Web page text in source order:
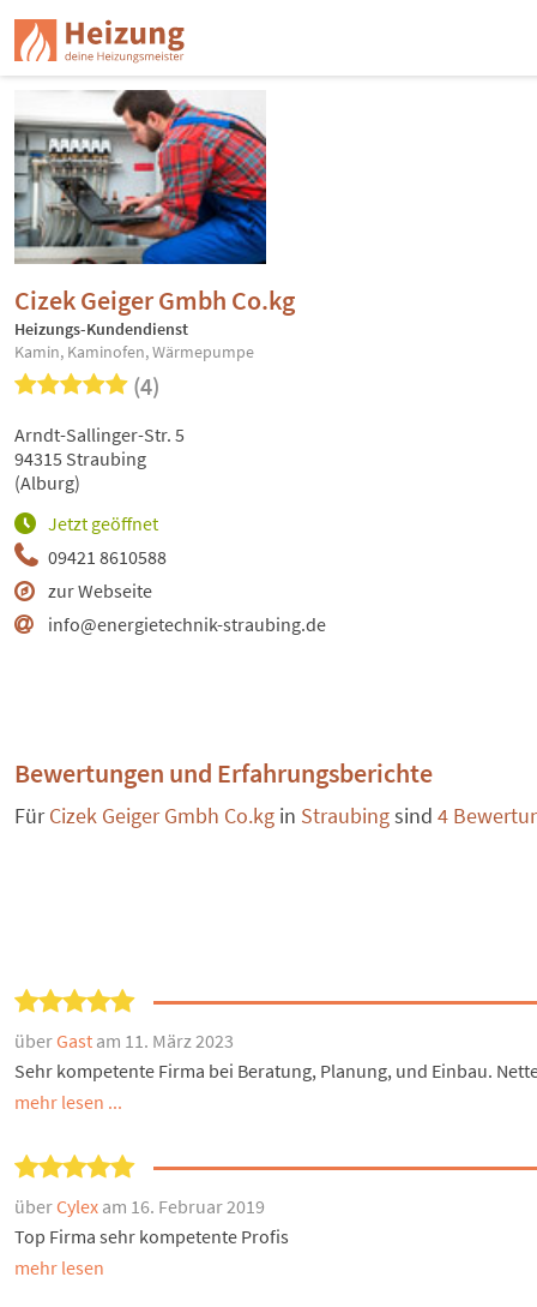
Cizek Geiger Gmbh Co.kg
Heizungs-Kundendienst
Kamin, Kaminofen, Wärmepumpe
(4)
09421 8610588
zur Webseite
info@energietechnik-straubing.de
Jetzt geöffnet
Arndt-Sallinger-Str. 5
94315 Straubing
(Alburg)
Bewertungen und Erfahrungsberichte
FürCizek Geiger Gmbh Co.kg in Straubingsind 4
überGast am 11. März 2023
Sehr kompetente Firma bei Beratung, Planung, und Einbau.
mehr lesen ...
überCylex am 16. Februar 2019
Top Firma sehr kompetente Profis
mehr lesen